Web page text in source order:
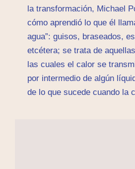
la transformación, Michael
cómo aprendió lo que él
agua”: guisos, braseados,
etcétera; se trata de
las cuales el calor se
por intermedio de algún
de lo que sucede cuando la